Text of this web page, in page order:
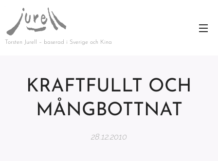
Torsten Jurell – baserad i Sverige och Kina
KRAFTFULLT OCH
MÅNGBOTTNAT
28.12.2010